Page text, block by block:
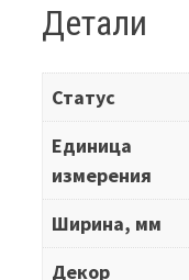
Детали
Статус
Единица
измерения
Ширина, мм
Декор